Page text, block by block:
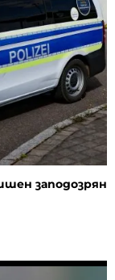
заподозрян